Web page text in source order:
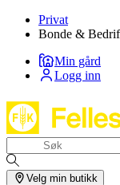
Privat
Bonde &
Min gård
Logg inn
Velg min butikk